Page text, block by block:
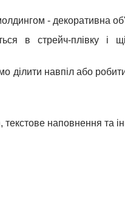
- декоративна
в стрейч-плівку і
ділити навпіл або
текстове наповнення та